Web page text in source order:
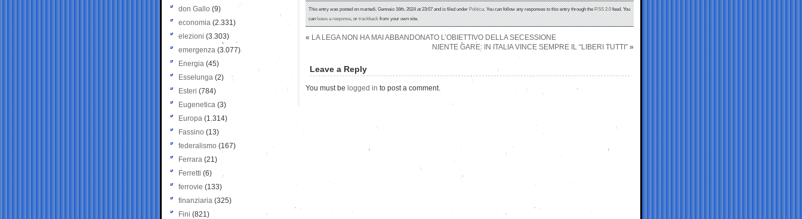
This entry was posted on martedì, Gennaio 16th, 2024 at 23:07 and is filed underPolitica. You can follow any responses to this entry through theRSS 2.0feed. You
canleave a response, ortrackbackfrom your own site.
« LA LEGA NON HA MAI ABBANDONATO L’OBIETTIVO DELLA SECESSIONE
NIENTE GARE: IN ITALIA VINCE SEMPRE IL “LIBERI TUTTI” »
Leave a Reply
You must be logged in to post a comment.
don Gallo (9)
economia (2.331)
elezioni (3.303)
emergenza (3.077)
Energia (45)
Esselunga (2)
Esteri (784)
Eugenetica (3)
Europa (1.314)
Fassino (13)
federalismo (167)
Ferrara (21)
Ferretti (6)
ferrovie (133)
finanziaria (325)
Fini (821)